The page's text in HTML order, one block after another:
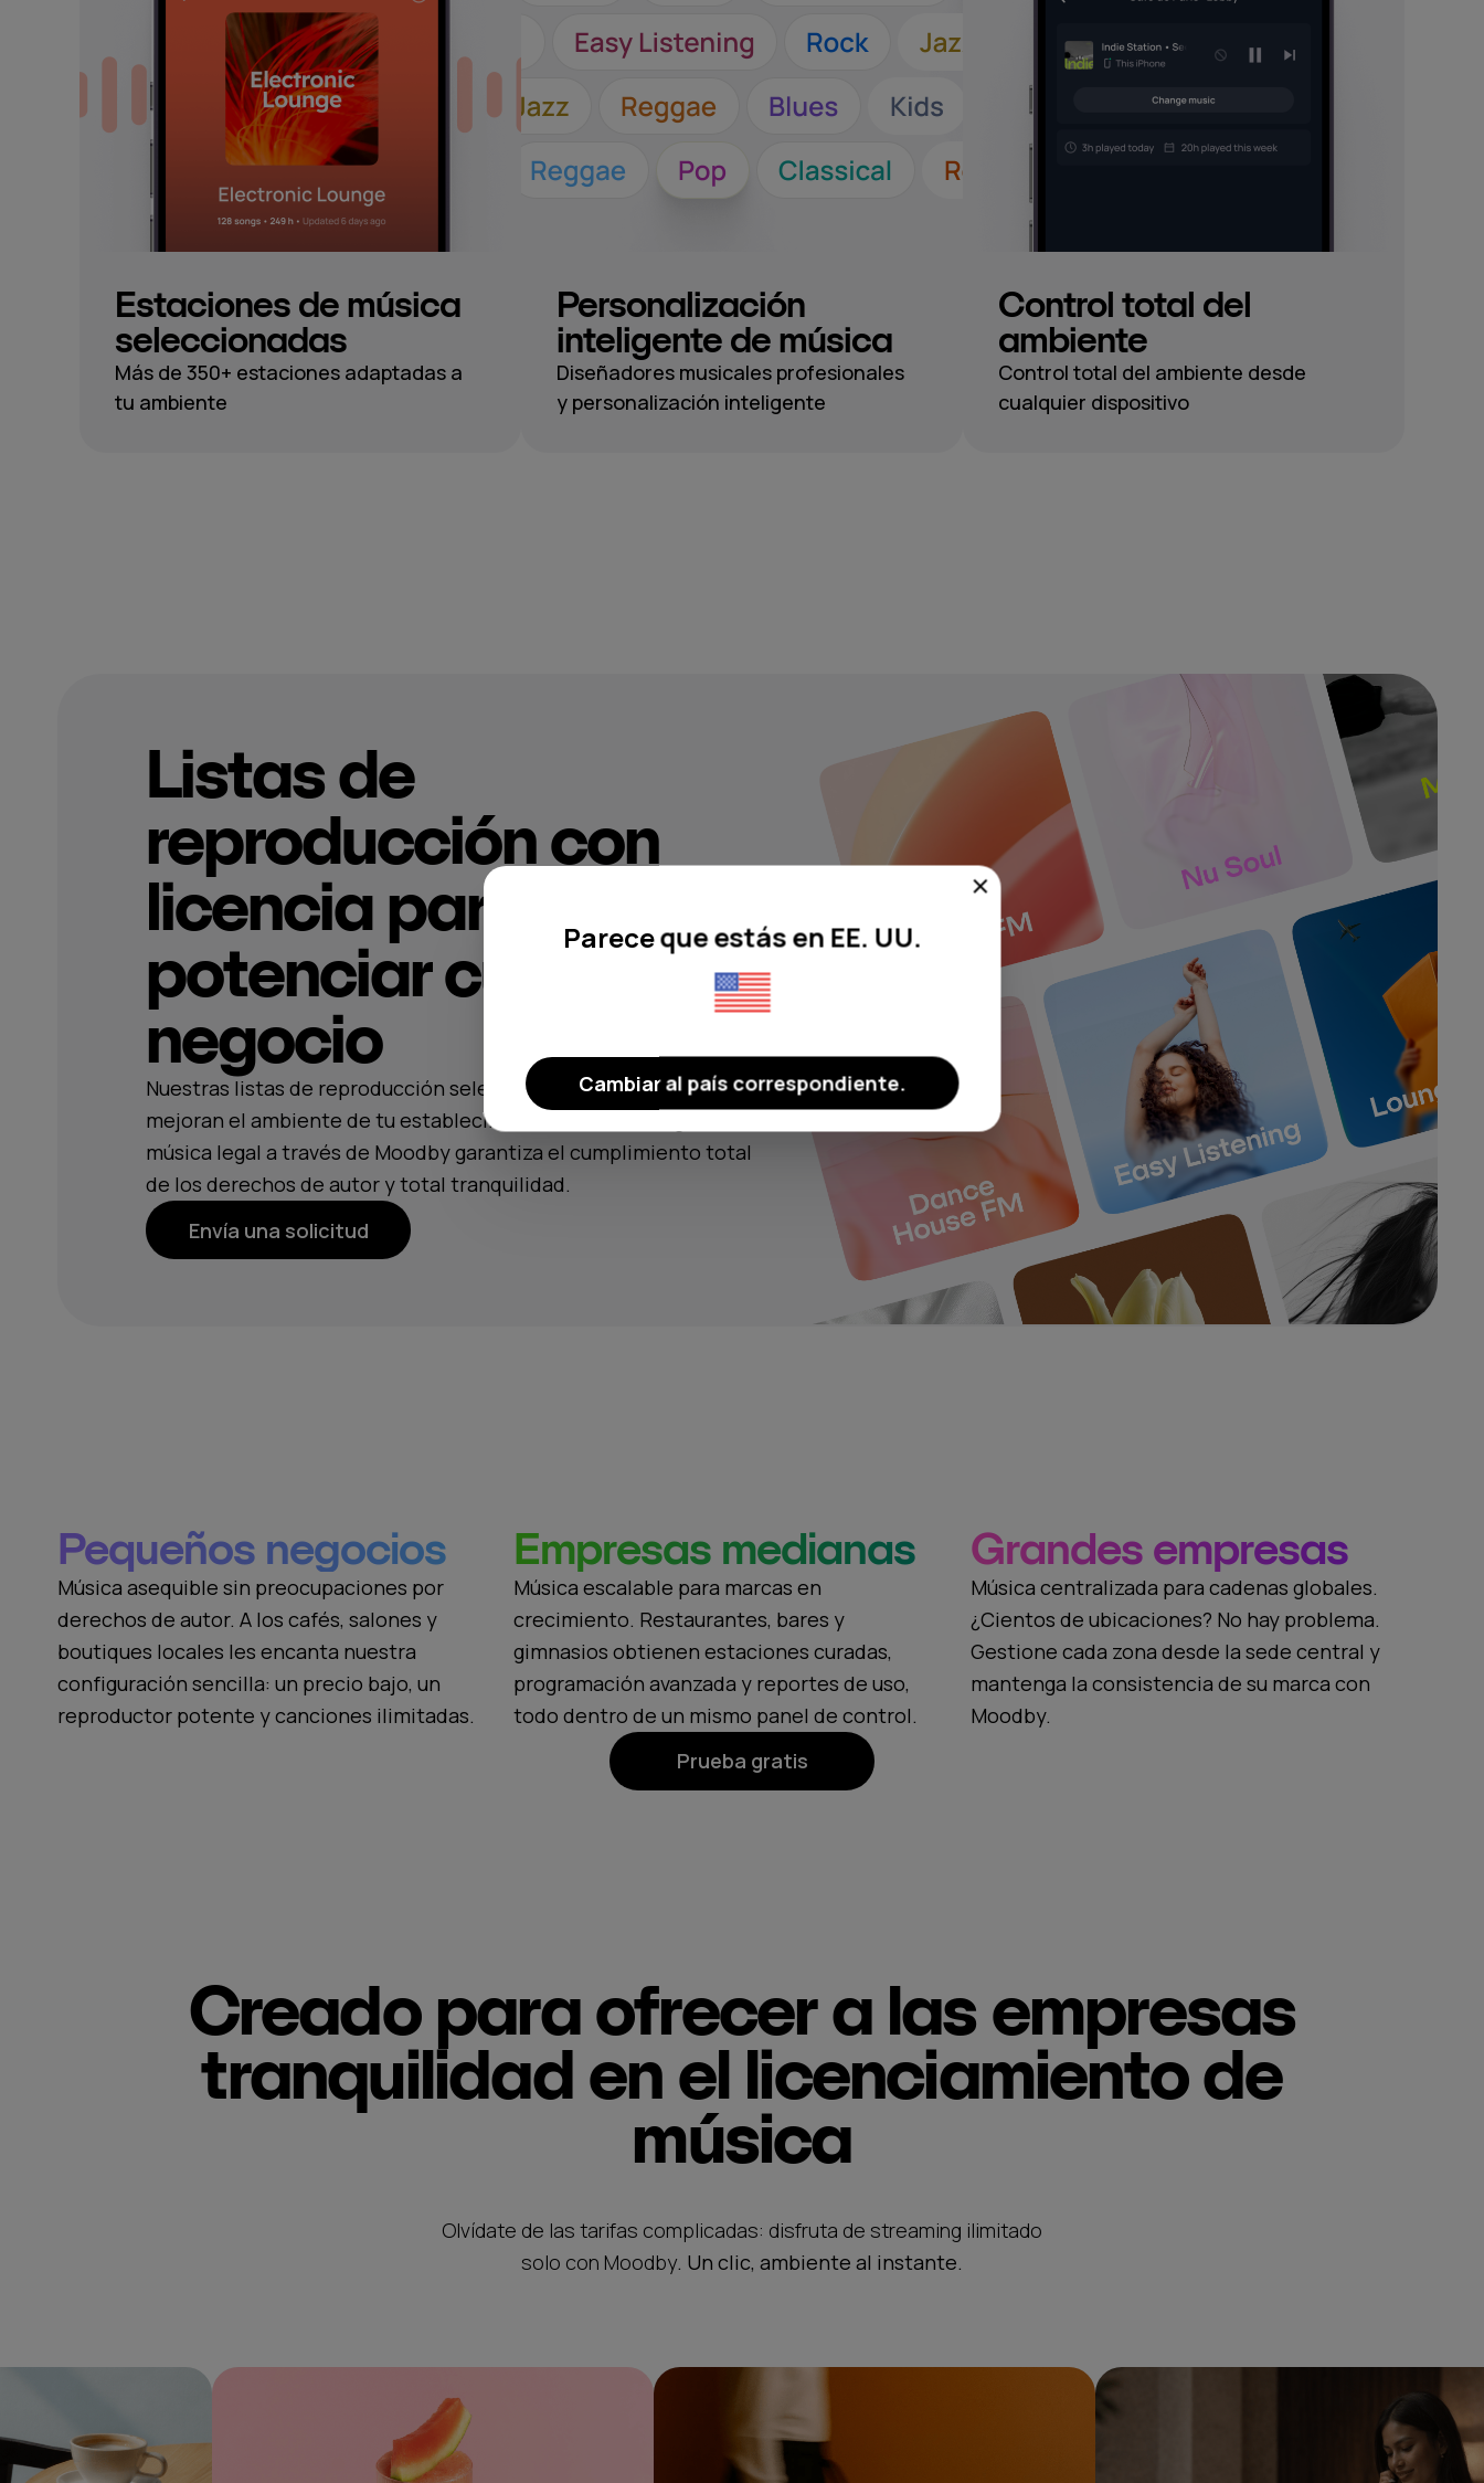
Estaciones de música
seleccionadas
Más de 350+ estaciones adaptadas a
tu ambiente
Personalización
inteligente de música
Diseñadores musicales profesionales
y personalización inteligente
Control total del
ambiente
Control total del ambiente desde
cualquier dispositivo
Listas de
reproducción con
licencia para
potenciar cualquier
negocio
Nuestras listas de reproducción seleccionadas por expertos
mejoran el ambiente de tu establecimiento. El streaming de
música legal a través de Moodby garantiza el cumplimiento total
de los derechos de autor y total tranquilidad.
Envía una solicitud
Pequeños negocios
Música asequible sin preocupaciones por
derechos de autor. A los cafés, salones y
boutiques locales les encanta nuestra
configuración sencilla: un precio bajo, un
reproductor potente y canciones ilimitadas.
Empresas medianas
Música escalable para marcas en
crecimiento. Restaurantes, bares y
gimnasios obtienen estaciones curadas,
programación avanzada y reportes de uso,
todo dentro de un mismo panel de control.
Grandes empresas
Música centralizada para cadenas globales.
¿Cientos de ubicaciones? No hay problema.
Gestione cada zona desde la sede central y
mantenga la consistencia de su marca con
Moodby.
Prueba gratis
Creado para ofrecer a las empresas
tranquilidad en el licenciamiento de
música
Olvídate de las tarifas complicadas: disfruta de streaming ilimitado
solo con Moodby. Un clic, ambiente al instante.
Parece que estás en EE. UU.
Cambiar al país correspondiente.